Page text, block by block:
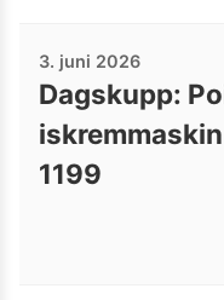
3. juni 2026
Dagskupp:
1199